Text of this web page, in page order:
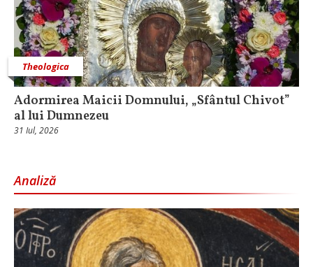
Theologica
Adormirea Maicii Domnului, „Sfântul Chivot”
al lui Dumnezeu
31 Iul, 2026
Analiză